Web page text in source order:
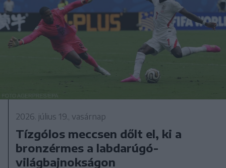
2026. július 19., vasárnap
Tízgólos meccsen dőlt el, ki a
bronzérmes a labdarúgó-
világbajnokságon